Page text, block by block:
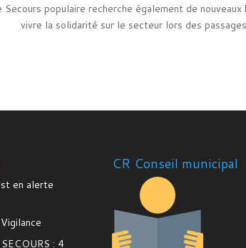
Secours populaire recherche également de
vivre la solidarité sur le secteur lors des
en alerte
: 4
CR Conseil municipal